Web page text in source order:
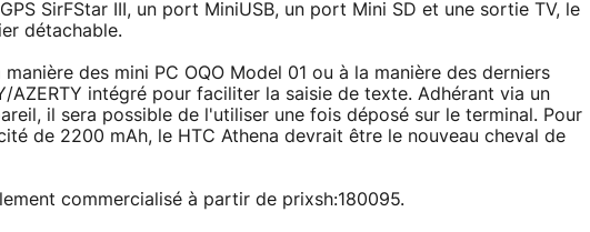
SirFStar III, un port MiniUSB, un port Mini SD et une sortie TV, le
détachable.
des mini PC OQO Model 01 ou à la manière des derniers
AZERTY intégré pour faciliter la saisie de texte. Adhérant via un
il sera possible de l'utiliser une fois déposé sur le terminal. Pour
de 2200 mAh, le HTC Athena devrait être le nouveau cheval de
commercialisé à partir de prixsh:180095.